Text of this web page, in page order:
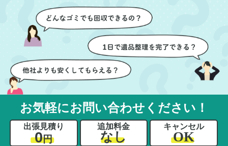
お気軽にお問い合わせください！
出張見積り
0円
追加料金
なし
キャンセル
OK